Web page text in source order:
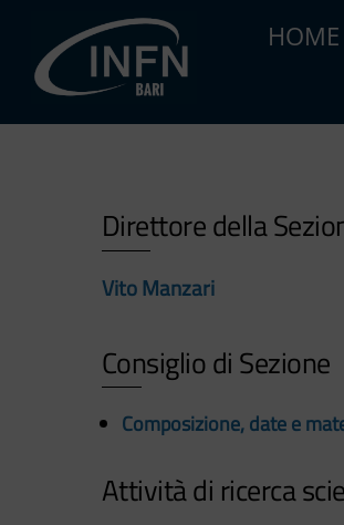
content
HOME
Direttore della
Vito Manzari
Consiglio di Sezione
Composizione, date e
Attività di ricerca